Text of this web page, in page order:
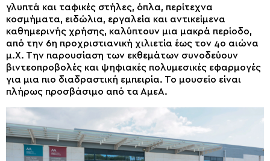
γλυπτά και ταφικές στήλες, όπλα, περίτεχνα
κοσμήματα, ειδώλια, εργαλεία και αντικείμενα
καθημερινής χρήσης, καλύπτουν μια μακρά περίοδο,
από την 6η προχριστιανική χιλιετία έως τον 4ο αιώνα
μ.Χ. Την παρουσίαση των εκθεμάτων συνοδεύουν
βιντεοπροβολές και ψηφιακές πολυμεσικές εφαρμογές
για μια πιο διαδραστική εμπειρία. Το μουσείο είναι
πλήρως προσβάσιμο από τα ΑμεΑ.